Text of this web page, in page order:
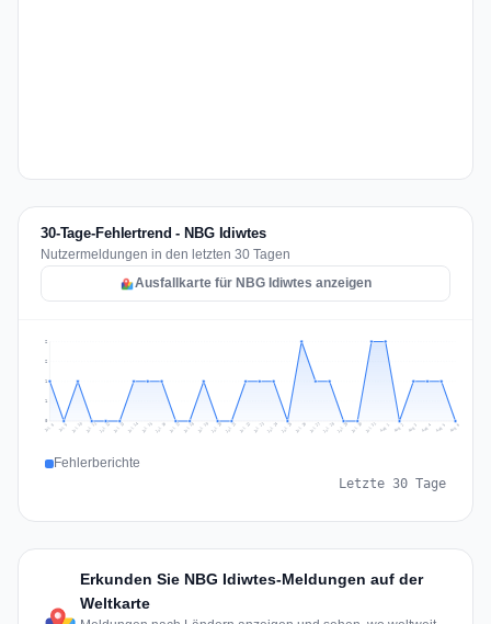
30-Tage-Fehlertrend - NBG Idiwtes
Nutzermeldungen in den letzten 30 Tagen
Ausfallkarte für NBG Idiwtes anzeigen
1
1
2
2
Jul 8 Jul 9 Jul 10 Jul 11 Jul 12 Jul 13 Jul 14 Jul 15 Jul 16 Jul 17 Jul 18 Jul 19 Jul 20 Jul 21 Jul 22 Jul 23 Jul 24 Jul 25 Jul 26 Jul 27 Jul 28 Jul 29 Jul 30 Jul 31 Aug 1 Aug 2 Aug 3 Aug 4 Aug 5 Aug 6
Fehlerberichte
Letzte 30 Tage
Erkunden Sie NBG Idiwtes-Meldungen auf der
Weltkarte